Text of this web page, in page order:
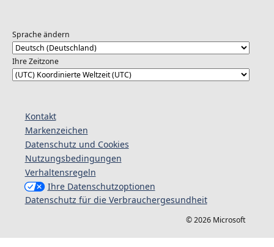
Sprache ändern
Ihre Zeitzone
Kontakt
Markenzeichen
Datenschutz und Cookies
Nutzungsbedingungen
Verhaltensregeln
Ihre Datenschutzoptionen
Datenschutz für die Verbrauchergesundheit
© 2026 Microsoft